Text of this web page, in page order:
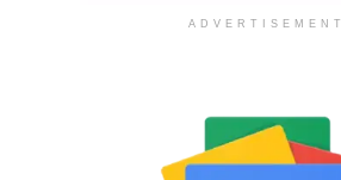
ADVERTISEMENT